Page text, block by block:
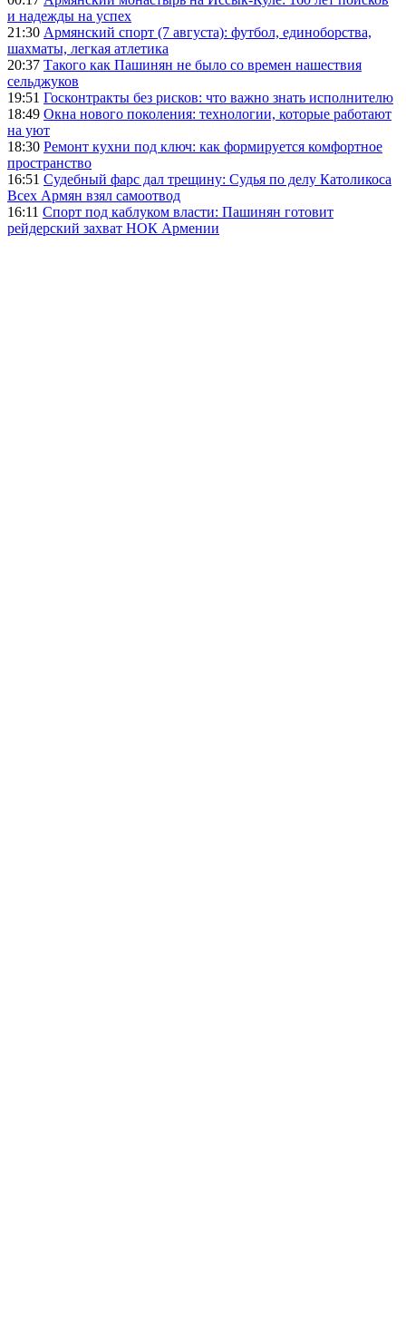
и надежды на успех
21:30 Армянский спорт (7 августа): футбол, единоборства,
шахматы, легкая атлетика
20:37 Такого как Пашинян не было со времен нашествия
сельджуков
19:51 Госконтракты без рисков: что важно знать исполнителю
18:49 Окна нового поколения: технологии, которые работают
на уют
18:30 Ремонт кухни под ключ: как формируется комфортное
пространство
16:51 Судебный фарс дал трещину: Судья по делу Католикоса
Всех Армян взял самоотвод
16:11 Спорт под каблуком власти: Пашинян готовит
рейдерский захват НОК Армении